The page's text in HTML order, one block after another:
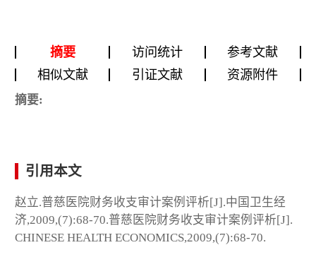
摘要 访问统计
参考文献
相似文献
引证文献 资源附件
摘要:
引用本文
赵立.普慈医院财务收支审计案例评析[J].中国卫生经
济,2009,(7):68-70.普慈医院财务收支审计案例评析[J].
CHINESE HEALTH ECONOMICS,2009,(7):68-70.